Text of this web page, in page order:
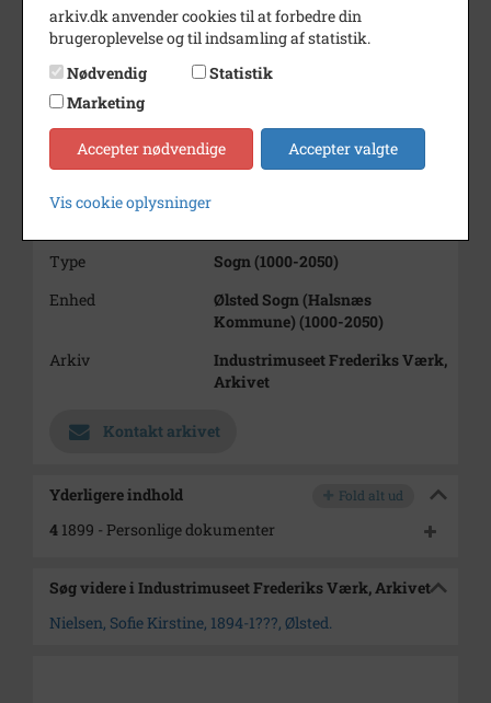
Beskrivelse
Sofie Kirstine Nielsen
Ølsted
Født/stiftet
1894
Bemærkning
Datter af husmand J.P. Nielsen,
A135.
Type
Sogn (1000-2050)
Enhed
Ølsted Sogn (Halsnæs
Kommune) (1000-2050)
Arkiv
Industrimuseet Frederiks Værk,
Arkivet
Kontakt arkivet
Yderligere indhold Fold alt ud
4 1899 - Personlige dokumenter
Søg videre i Industrimuseet Frederiks Værk, Arkivet
Nielsen, Sofie Kirstine, 1894-1???, Ølsted.
arkiv.dk anvender cookies til at forbedre din
brugeroplevelse og til indsamling af statistik.
Nødvendig
Statistik
Marketing
Accepter nødvendige Accepter valgte
Vis cookie oplysninger